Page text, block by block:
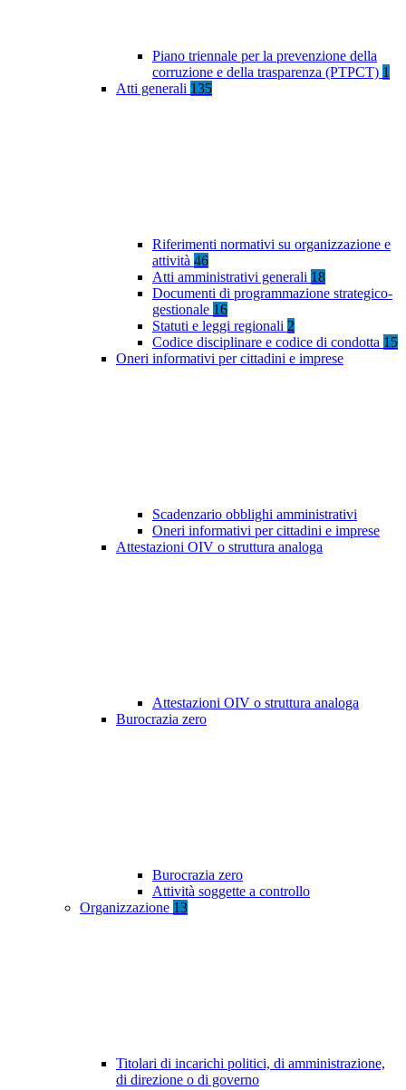
Piano triennale per la prevenzione della
corruzione e della trasparenza (PTPCT) 1
Atti generali 135
Riferimenti normativi su organizzazione e
attività 46
Atti amministrativi generali 18
Documenti di programmazione strategico-
gestionale 16
Statuti e leggi regionali 2
Codice disciplinare e codice di condotta 15
Oneri informativi per cittadini e imprese
Scadenzario obblighi amministrativi
Oneri informativi per cittadini e imprese
Attestazioni OIV o struttura analoga
Attestazioni OIV o struttura analoga
Burocrazia zero
Burocrazia zero
Attività soggette a controllo
Organizzazione 13
Titolari di incarichi politici, di amministrazione,
di direzione o di governo